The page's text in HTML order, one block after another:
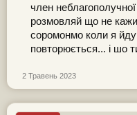
член
розмовляй що не
соромонмо коли я
повторюється... і шо
2 Травень 2023